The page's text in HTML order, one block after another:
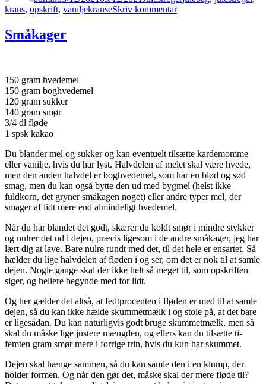
krans, opskrift, vaniljekranseSkriv kommentartil
Småkager
150 gram hvedemel
150 gram boghvedemel
120 gram sukker
140 gram smør
3/4 dl fløde
1 spsk kakao
Du blander mel og sukker og kan eventuelt tilsætte kardemomme
eller vanilje, hvis du har lyst. Halvdelen af melet skal være hvede,
men den anden halvdel er boghvedemel, som har en blød og sød
smag, men du kan også bytte den ud med bygmel (helst ikke
fuldkorn, det gryner småkagen noget) eller andre typer mel, der
smager af lidt mere end almindeligt hvedemel.
Når du har blandet det godt, skærer du koldt smør i mindre stykker
og nulrer det ud i dejen, præcis ligesom i de andre småkager, jeg har
lært dig at lave. Bare nulre rundt med det, til det hele er ensartet. Så
hælder du lige halvdelen af fløden i og ser, om det er nok til at samle
dejen. Nogle gange skal der ikke helt så meget til, som opskriften
siger, og hellere begynde med for lidt.
Og her gælder det altså, at fedtprocenten i fløden er med til at samle
dejen, så du kan ikke hælde skummetmælk i og stole på, at det bare
er ligesådan. Du kan naturligvis godt bruge skummetmælk, men så
skal du måske lige justere mængden, og ellers kan du tilsætte ti-
femten gram smør mere i forrige trin, hvis du kun har skummet.
Dejen skal hænge sammen, så du kan samle den i en klump, der
holder formen. Og når den gør det, måske skal der mere fløde til?